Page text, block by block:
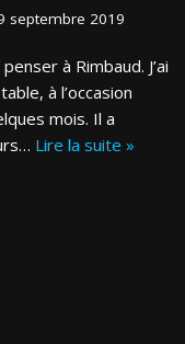
septembre 2019
à Rimbaud. J’ai
à l’occasion
mois. Il a
Lire la suite »